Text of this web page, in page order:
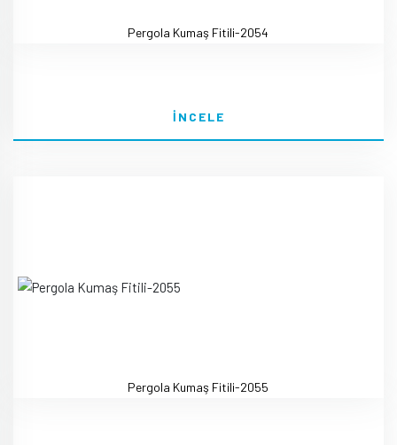
Pergola Kumaş Fitili-2054
İNCELE
Pergola Kumaş Fitili-2055